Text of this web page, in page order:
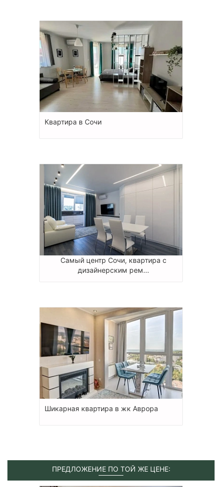
Квартира в Сочи
Самый центр Сочи, квартира с
дизайнерским рем...
Шикарная квартира в жк Аврора
ПРЕДЛОЖЕНИЕ ПО ТОЙ ЖЕ ЦЕНЕ: